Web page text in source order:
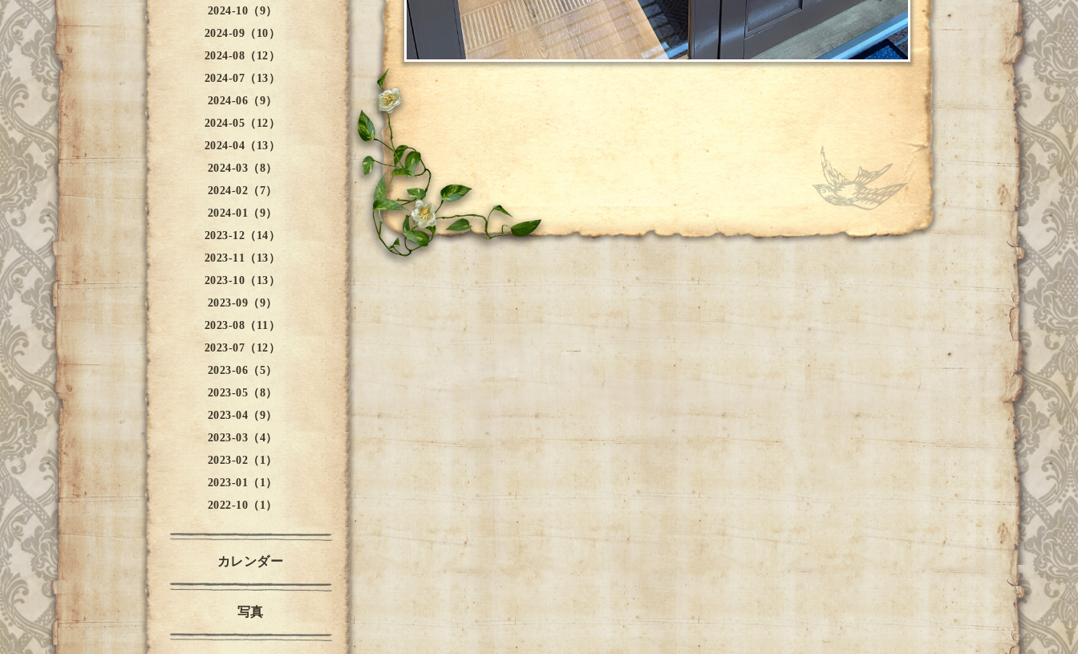
2024-10（9）
2024-09（10）
2024-08（12）
2024-07（13）
2024-06（9）
2024-05（12）
2024-04（13）
2024-03（8）
2024-02（7）
2024-01（9）
2023-12（14）
2023-11（13）
2023-10（13）
2023-09（9）
2023-08（11）
2023-07（12）
2023-06（5）
2023-05（8）
2023-04（9）
2023-03（4）
2023-02（1）
2023-01（1）
2022-10（1）
カレンダー
写真